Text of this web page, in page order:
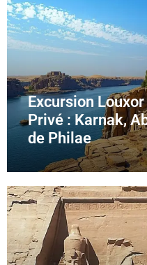
Excursion
Privé : Karnak,
de Philae